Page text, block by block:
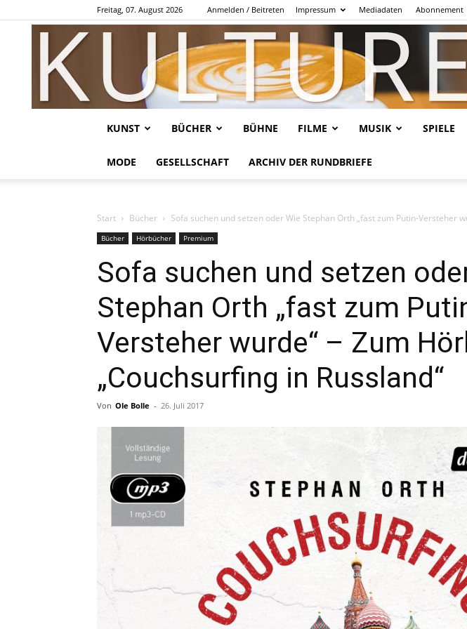
Freitag, 07. August 2026 Anmelden / Beitreten Impressum Mediadaten Abonnement
KUNST BÜCHER BÜHNE FILME MUSIK SPIELE
MODE GESELLSCHAFT ARCHIV DER RUNDBRIEFE
Start Bücher Sofa suchen und setzen oder Wie Stephan Orth „fast zum Putin-Versteher
Bücher Hörbücher Premium
Sofa suchen und setzen
Stephan Orth „fast zum
Versteher wurde“ – Zum
„Couchsurfing in Russland“
Von Ole Bolle - 26. Juli 2017